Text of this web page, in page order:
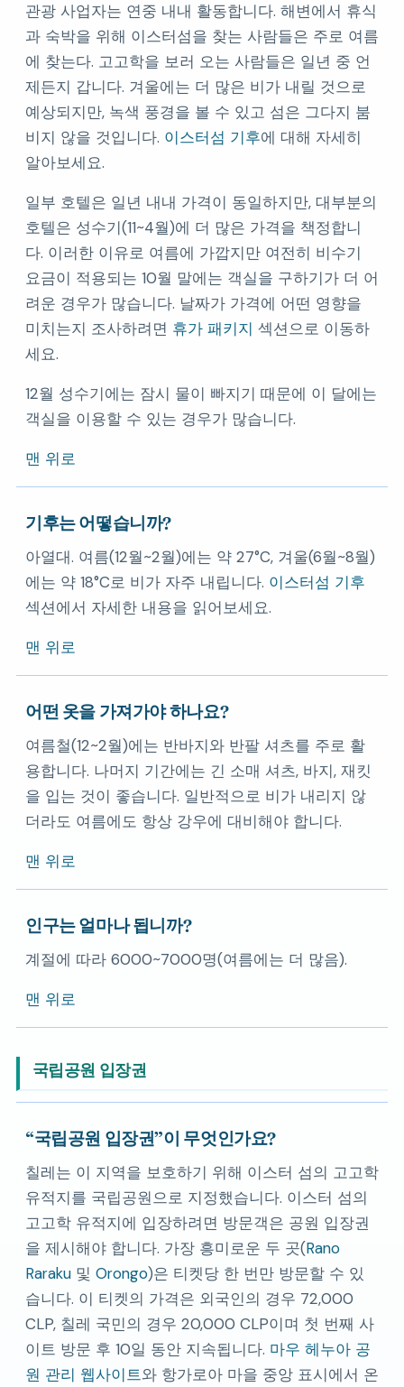
관광 사업자는 연중 내내 활동합니다. 해변에서 휴식
과 숙박을 위해 이스터섬을 찾는 사람들은 주로 여름
에 찾는다. 고고학을 보러 오는 사람들은 일년 중 언
제든지 갑니다. 겨울에는 더 많은 비가 내릴 것으로
예상되지만, 녹색 풍경을 볼 수 있고 섬은 그다지 붐
비지 않을 것입니다. 이스터섬 기후에 대해 자세히
알아보세요.
일부 호텔은 일년 내내 가격이 동일하지만, 대부분의
호텔은 성수기(11~4월)에 더 많은 가격을 책정합니
다. 이러한 이유로 여름에 가깝지만 여전히 비수기
요금이 적용되는 10월 말에는 객실을 구하기가 더 어
려운 경우가 많습니다. 날짜가 가격에 어떤 영향을
미치는지 조사하려면 휴가 패키지 섹션으로 이동하
세요.
12월 성수기에는 잠시 물이 빠지기 때문에 이 달에는
객실을 이용할 수 있는 경우가 많습니다.
맨 위로
기후는 어떻습니까?
아열대. 여름(12월~2월)에는 약 27°C, 겨울(6월~8월)
에는 약 18°C로 비가 자주 내립니다. 이스터섬 기후
섹션에서 자세한 내용을 읽어보세요.
맨 위로
어떤 옷을 가져가야 하나요?
여름철(12~2월)에는 반바지와 반팔 셔츠를 주로 활
용합니다. 나머지 기간에는 긴 소매 셔츠, 바지, 재킷
을 입는 것이 좋습니다. 일반적으로 비가 내리지 않
더라도 여름에도 항상 강우에 대비해야 합니다.
맨 위로
인구는 얼마나 됩니까?
계절에 따라 6000~7000명(여름에는 더 많음).
맨 위로
국립공원 입장권
국립공원 입장권 이 무엇인가요?
칠레는 이 지역을 보호하기 위해 이스터 섬의 고고학
유적지를 국립공원으로 지정했습니다. 이스터 섬의
고고학 유적지에 입장하려면 방문객은 공원 입장권
을 제시해야 합니다. 가장 흥미로운 두 곳(Rano
Raraku및 Orongo)은 티켓당 한 번만 방문할 수 있
습니다. 이 티켓의 가격은 외국인의 경우 72,000
CLP, 칠레 국민의 경우 20,000 CLP이며 첫 번째 사
이트 방문 후 10일 동안 지속됩니다. 마우 헤누아 공
원 관리 웹사이트와 항가로아 마을 중앙 표시에서 온